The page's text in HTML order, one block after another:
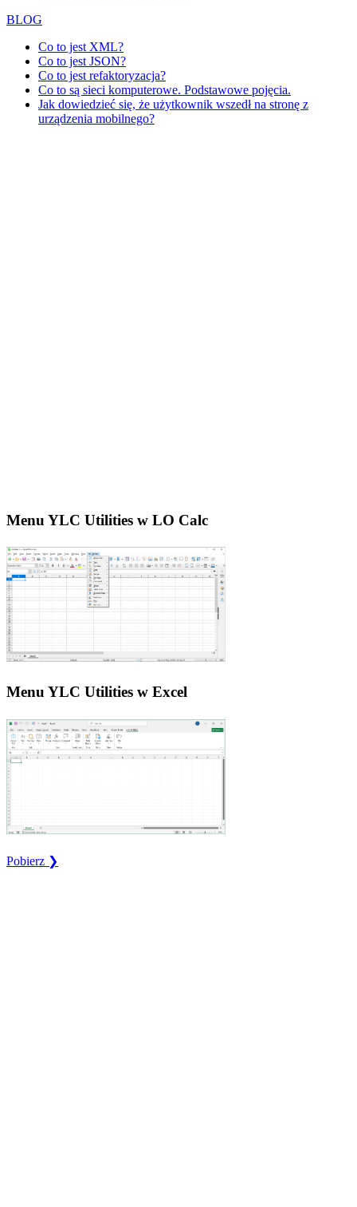
BLOG
Co to jest XML?
Co to jest JSON?
Co to jest refaktoryzacja?
Co to są sieci komputerowe. Podstawowe pojęcia.
Jak dowiedzieć się, że użytkownik wszedł na stronę z
urządzenia mobilnego?
Menu YLC Utilities w LO Calc
Menu YLC Utilities w Excel
Pobierz ❯